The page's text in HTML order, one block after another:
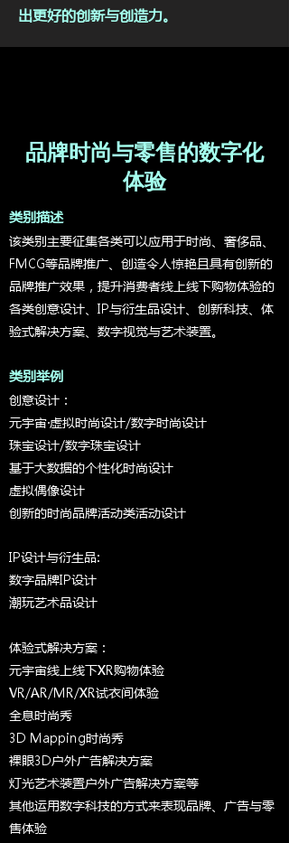
出更好的创新与创造力。
品牌时尚与零售的数字化
体验
类别描述
该类别主要征集各类可以应用于时尚、奢侈品、
FMCG等品牌推广、创造令人惊艳且具有创新的
品牌推广效果，提升消费者线上线下购物体验的
各类创意设计、IP与衍生品设计、创新科技、体
验式解决方案、数字视觉与艺术装置。
类别举例
创意设计：
元宇宙·虚拟时尚设计/数字时尚设计
珠宝设计/数字珠宝设计
基于大数据的个性化时尚设计
虚拟偶像设计​
创新的时尚品牌活动类活动设计
IP设计与衍生品:
数字品牌IP设计
潮玩艺术品设计
体验式解决方案：
元宇宙线上线下XR购物体验
VR/AR/MR/XR试衣间体验
全息时尚秀
3D Mapping时尚秀
裸眼3D户外广告解决方案
灯光艺术装置户外广告解决方案等
其他运用数字科技的方式来表现品牌、广告与零
售体验